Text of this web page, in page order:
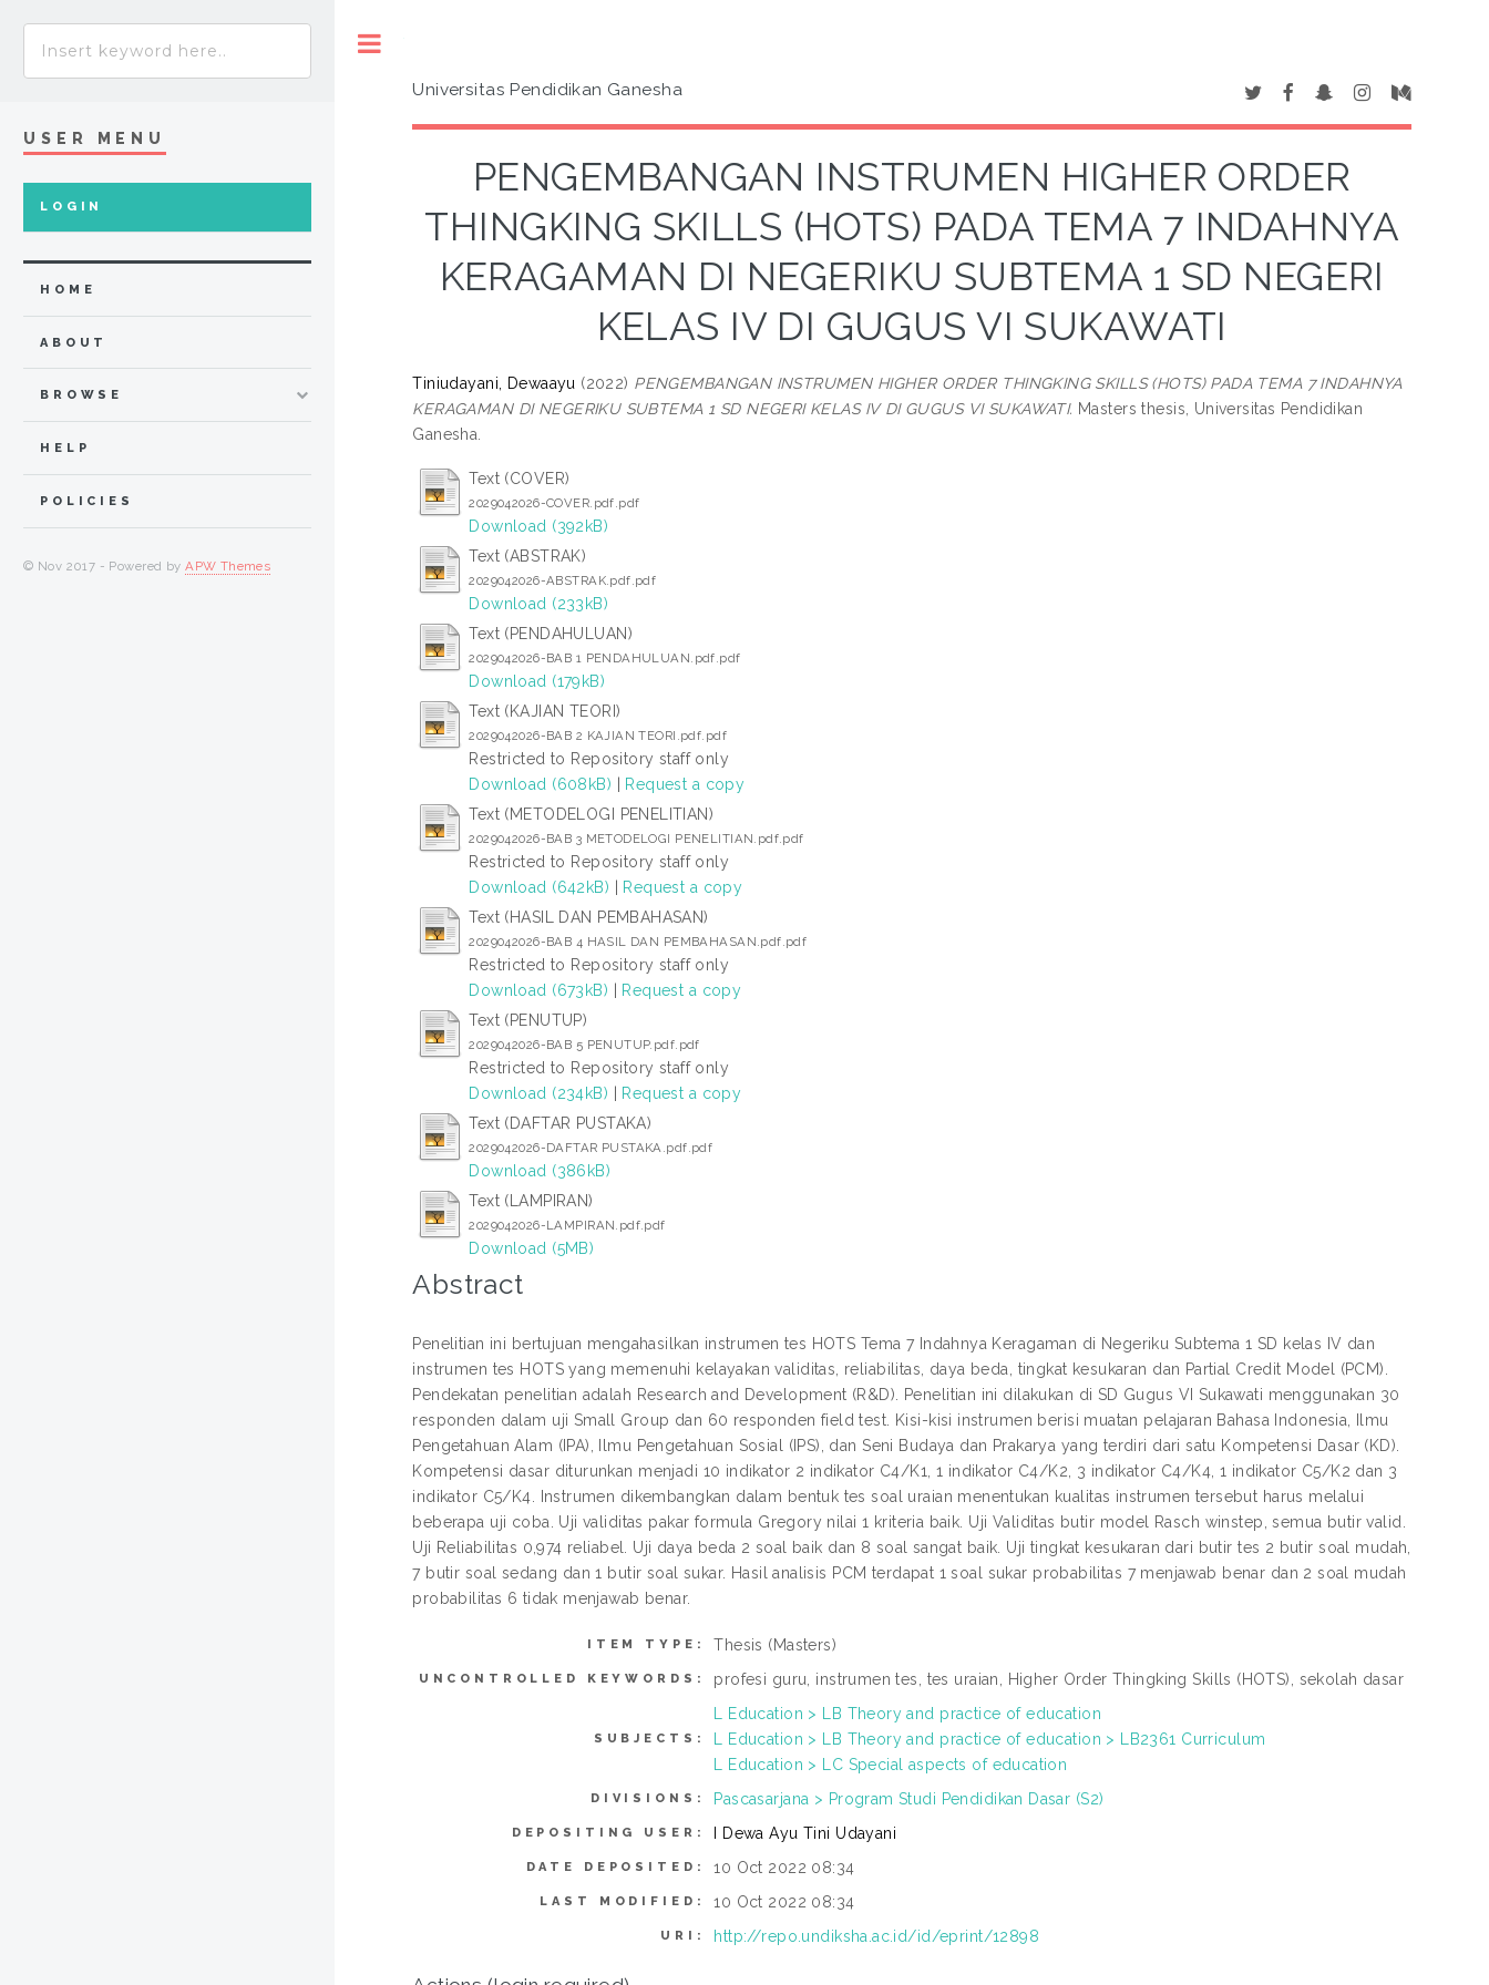
Universitas Pendidikan Ganesha
PENGEMBANGAN INSTRUMEN HIGHER ORDER
THINGKING SKILLS (HOTS) PADA TEMA 7 INDAHNYA
KERAGAMAN DI NEGERIKU SUBTEMA 1 SD NEGERI
KELAS IV DI GUGUS VI SUKAWATI
Tiniudayani, Dewaayu (2022) PENGEMBANGAN INSTRUMEN HIGHER ORDER THINGKING SKILLS (HOTS) PADA TEMA 7 INDAHNYA
KERAGAMAN DI NEGERIKU SUBTEMA 1 SD NEGERI KELAS IV DI GUGUS VI SUKAWATI. Masters thesis, Universitas Pendidikan
Ganesha.
Text (COVER)
2029042026-COVER.pdf.pdf
Download (392kB)
Text (ABSTRAK)
2029042026-ABSTRAK.pdf.pdf
Download (233kB)
Text (PENDAHULUAN)
2029042026-BAB 1 PENDAHULUAN.pdf.pdf
Download (179kB)
Text (KAJIAN TEORI)
2029042026-BAB 2 KAJIAN TEORI.pdf.pdf
Restricted to Repository staff only
Download (608kB) | Request a copy
Text (METODELOGI PENELITIAN)
2029042026-BAB 3 METODELOGI PENELITIAN.pdf.pdf
Restricted to Repository staff only
Download (642kB) | Request a copy
Text (HASIL DAN PEMBAHASAN)
2029042026-BAB 4 HASIL DAN PEMBAHASAN.pdf.pdf
Restricted to Repository staff only
Download (673kB) | Request a copy
Text (PENUTUP)
2029042026-BAB 5 PENUTUP.pdf.pdf
Restricted to Repository staff only
Download (234kB) | Request a copy
Text (DAFTAR PUSTAKA)
2029042026-DAFTAR PUSTAKA.pdf.pdf
Download (386kB)
Text (LAMPIRAN)
2029042026-LAMPIRAN.pdf.pdf
Download (5MB)
Abstract
Penelitian ini bertujuan mengahasilkan instrumen tes HOTS Tema 7 Indahnya Keragaman di Negeriku Subtema 1 SD kelas IV dan
instrumen tes HOTS yang memenuhi kelayakan validitas, reliabilitas, daya beda, tingkat kesukaran dan Partial Credit Model (PCM).
Pendekatan penelitian adalah Research and Development (R&D). Penelitian ini dilakukan di SD Gugus VI Sukawati menggunakan 30
responden dalam uji Small Group dan 60 responden field test. Kisi-kisi instrumen berisi muatan pelajaran Bahasa Indonesia, Ilmu
Pengetahuan Alam (IPA), Ilmu Pengetahuan Sosial (IPS), dan Seni Budaya dan Prakarya yang terdiri dari satu Kompetensi Dasar (KD).
Kompetensi dasar diturunkan menjadi 10 indikator 2 indikator C4/K1, 1 indikator C4/K2, 3 indikator C4/K4, 1 indikator C5/K2 dan 3
indikator C5/K4. Instrumen dikembangkan dalam bentuk tes soal uraian menentukan kualitas instrumen tersebut harus melalui
beberapa uji coba. Uji validitas pakar formula Gregory nilai 1 kriteria baik. Uji Validitas butir model Rasch winstep, semua butir valid.
Uji Reliabilitas 0,974 reliabel. Uji daya beda 2 soal baik dan 8 soal sangat baik. Uji tingkat kesukaran dari butir tes 2 butir soal mudah,
7 butir soal sedang dan 1 butir soal sukar. Hasil analisis PCM terdapat 1 soal sukar probabilitas 7 menjawab benar dan 2 soal mudah
probabilitas 6 tidak menjawab benar.
ITEM TYPE: Thesis (Masters)
UNCONTROLLED KEYWORDS: profesi guru, instrumen tes, tes uraian, Higher Order Thingking Skills (HOTS), sekolah dasar
SUBJECTS:
L Education > LB Theory and practice of education
L Education > LB Theory and practice of education > LB2361 Curriculum
L Education > LC Special aspects of education
DIVISIONS: Pascasarjana > Program Studi Pendidikan Dasar (S2)
DEPOSITING USER: I Dewa Ayu Tini Udayani
DATE DEPOSITED: 10 Oct 2022 08:34
LAST MODIFIED: 10 Oct 2022 08:34
URI: http://repo.undiksha.ac.id/id/eprint/12898
USER MENU
LOGIN
HOME
ABOUT
BROWSE
HELP
POLICIES
© Nov 2017 - Powered byAPW Themes